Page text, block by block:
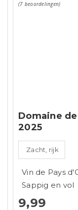
(7 beoordelingen)
Domaine
2025
Zacht, rijk
Vin de Pays
Sappig en vol
9,99